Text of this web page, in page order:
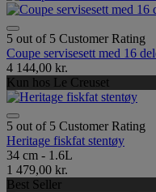
5 out of 5 Customer Rating
Coupe servisesett med 16
4 144,00 kr.
Kun hos Le Creuset
5 out of 5 Customer Rating
Heritage fiskfat stentøy
34 cm - 1.6L
1 479,00 kr.
Best Seller